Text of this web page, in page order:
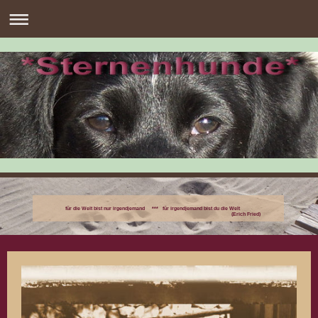
für die Welt bist nur irgendjemand *** für irgendjemand bist du die Welt
(Erich Fried)